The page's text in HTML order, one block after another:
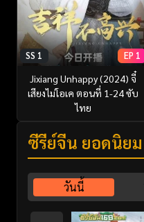
SS 1 EP 1
Jixiang Unhappy (2024) จี๋
เสียงไม่โอเค ตอนที่ 1-24 ซับ
ไทย
ซีรี่ย์จีน ยอดนิยม
วันนี้